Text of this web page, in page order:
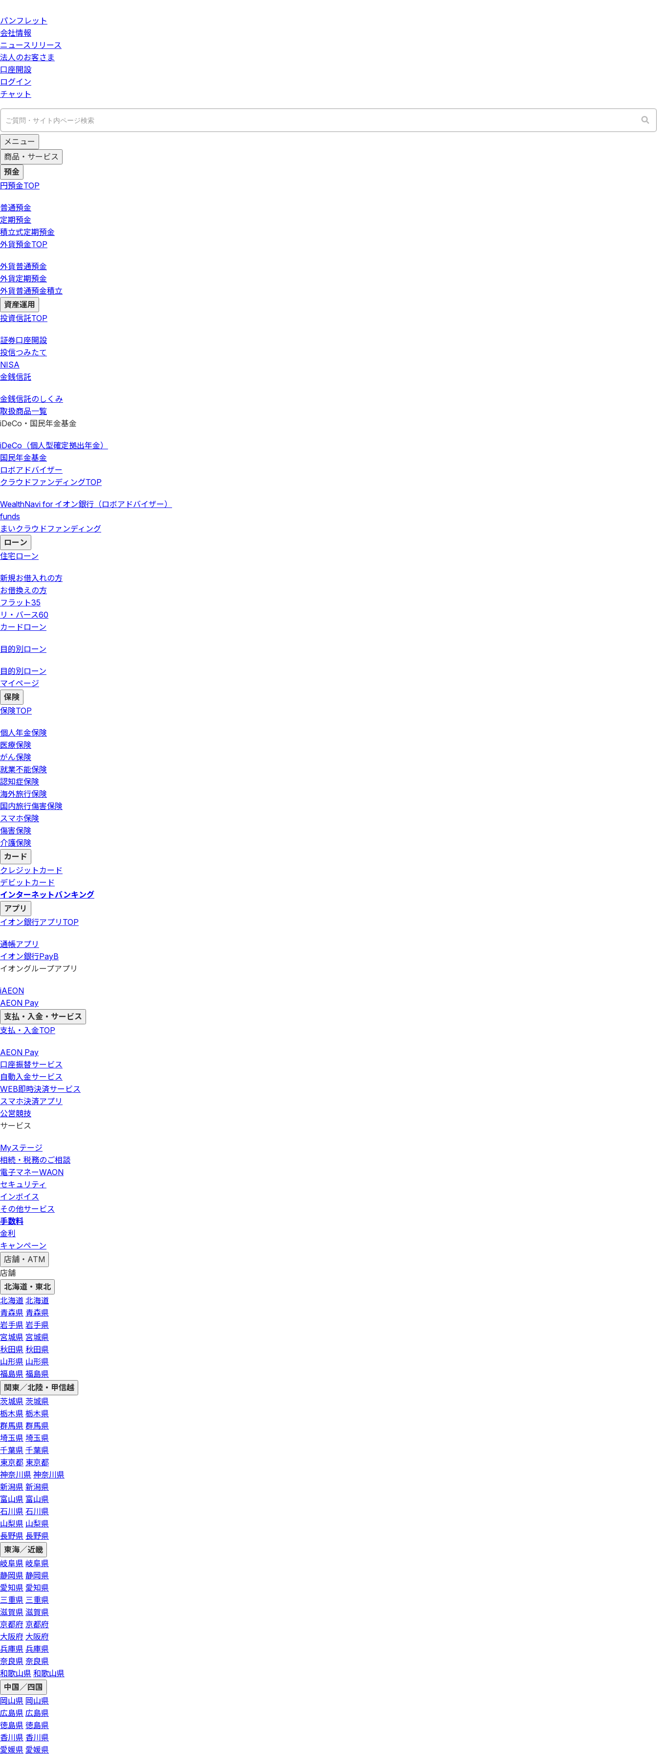
パンフレット
会社情報
ニュースリリース
法人のお客さま
口座開設
ログイン
チャット
メニュー
商品・サービス
預金
円預金TOP
普通預金
定期預金
積立式定期預金
外貨預金TOP
外貨普通預金
外貨定期預金
外貨普通預金積立
資産運用
投資信託TOP
証券口座開設
投信つみたて
NISA
金銭信託
金銭信託のしくみ
取扱商品一覧
iDeCo・国民年金基金
iDeCo（個人型確定拠出年金）
国民年金基金
ロボアドバイザー
クラウドファンディングTOP
WealthNavi for イオン銀行（ロボアドバイザー）
funds
まいクラウドファンディング
ローン
住宅ローン
新規お借入れの方
お借換えの方
フラット35
リ・バース60
カードローン
目的別ローン
目的別ローン
マイページ
保険
保険TOP
個人年金保険
医療保険
がん保険
就業不能保険
認知症保険
海外旅行保険
国内旅行傷害保険
スマホ保険
傷害保険
介護保険
カード
クレジットカード
デビットカード
インターネットバンキング
アプリ
イオン銀行アプリ TOP
通帳アプリ
イオン銀行PayB
イオングループアプリ
iAEON
AEON Pay
支払・入金・サービス
支払・入金TOP
AEON Pay
口座振替サービス
自動入金サービス
WEB即時決済サービス
スマホ決済アプリ
公営競技
サービス
Myステージ
相続・税務のご相談
電子マネーWAON
セキュリティ
インボイス
その他サービス
手数料
金利
キャンペーン
店舗・ATM
店舗
北海道・東北
北海道 北海道
青森県 青森県
岩手県 岩手県
宮城県 宮城県
秋田県 秋田県
山形県 山形県
福島県 福島県
関東／北陸・甲信越
茨城県 茨城県
栃木県 栃木県
群馬県 群馬県
埼玉県 埼玉県
千葉県 千葉県
東京都 東京都
神奈川県 神奈川県
新潟県 新潟県
富山県 富山県
石川県 石川県
山梨県 山梨県
長野県 長野県
東海／近畿
岐阜県 岐阜県
静岡県 静岡県
愛知県 愛知県
三重県 三重県
滋賀県 滋賀県
京都府 京都府
大阪府 大阪府
兵庫県 兵庫県
奈良県 奈良県
和歌山県 和歌山県
中国／四国
岡山県 岡山県
広島県 広島県
徳島県 徳島県
香川県 香川県
愛媛県 愛媛県